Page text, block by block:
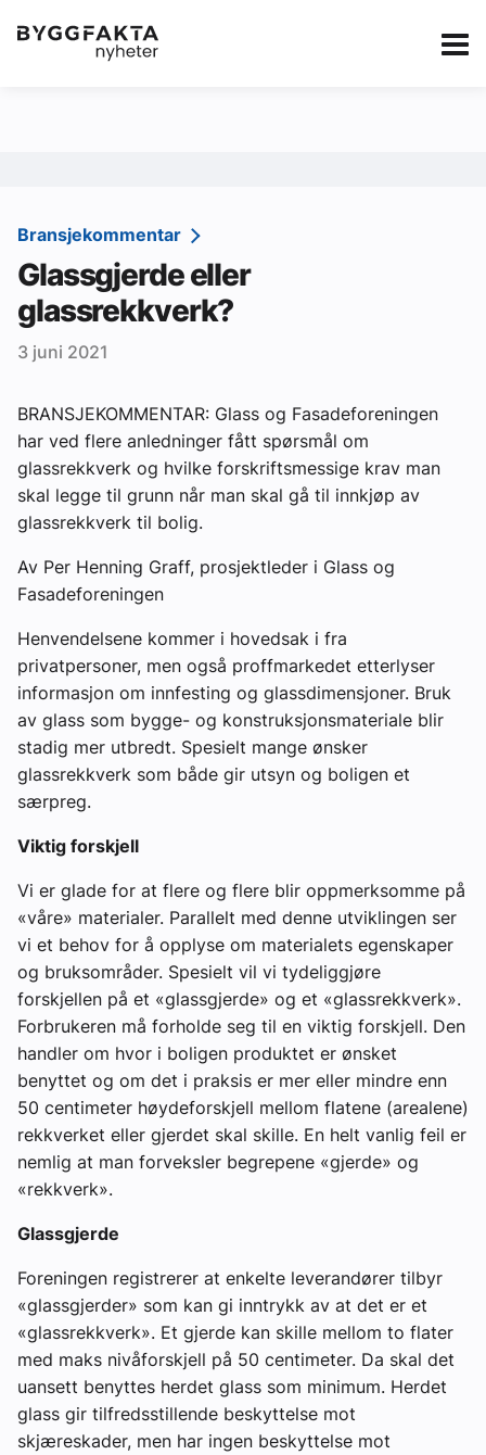
Kategorier Jobbmarkedet Annonsere i
Redaksjonen
Om Byggfakta
Annonsere
Abonnere
Kontakt oss
Tips oss
Ledige stillinger
eBlad
Aktivitetskalender
Bransjekommentar
Nyheter
Aktuelle prosjekter
Bransjekommentar
Glassgjerde eller
glassrekkverk?
3 juni 2021
BRANSJEKOMMENTAR: Glass og Fasadeforeningen
har ved flere anledninger fått spørsmål om
glassrekkverk og hvilke forskriftsmessige krav man
skal legge til grunn når man skal gå til innkjøp av
glassrekkverk til bolig.
Av Per Henning Graff, prosjektleder i Glass og
Fasadeforeningen
Henvendelsene kommer i hovedsak i fra
privatpersoner, men også proffmarkedet etterlyser
informasjon om innfesting og glassdimensjoner. Bruk
av glass som bygge- og konstruksjonsmateriale blir
stadig mer utbredt. Spesielt mange ønsker
glassrekkverk som både gir utsyn og boligen et
særpreg.
Viktig forskjell
Vi er glade for at flere og flere blir oppmerksomme på
«våre» materialer. Parallelt med denne utviklingen ser
vi et behov for å opplyse om materialets egenskaper
og bruksområder. Spesielt vil vi tydeliggjøre
forskjellen på et «glassgjerde» og et «glassrekkverk».
Forbrukeren må forholde seg til en viktig forskjell. Den
handler om hvor i boligen produktet er ønsket
benyttet og om det i praksis er mer eller mindre enn
50 centimeter høydeforskjell mellom flatene (arealene)
rekkverket eller gjerdet skal skille. En helt vanlig feil er
nemlig at man forveksler begrepene «gjerde» og
«rekkverk».
Glassgjerde
Foreningen registrerer at enkelte leverandører tilbyr
«glassgjerder» som kan gi inntrykk av at det er et
«glassrekkverk». Et gjerde kan skille mellom to flater
med maks nivåforskjell på 50 centimeter. Da skal det
uansett benyttes herdet glass som minimum. Herdet
glass gir tilfredsstillende beskyttelse mot
skjæreskader, men har ingen beskyttelse mot